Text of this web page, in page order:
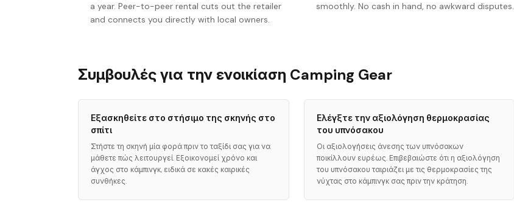
a year. Peer-to-peer rental cuts out the retailer
and connects you directly with local owners.
smoothly. No cash in hand, no awkward disputes.
Συμβουλές για την ενοικίαση Camping Gear
Εξασκηθείτε στο στήσιμο της σκηνής στο
σπίτι
Στήστε τη σκηνή μία φορά πριν το ταξίδι σας για να
μάθετε πώς λειτουργεί. Εξοικονομεί χρόνο και
άγχος στο κάμπινγκ, ειδικά σε κακές καιρικές
συνθήκες.
Ελέγξτε την αξιολόγηση θερμοκρασίας
του υπνόσακου
Οι αξιολογήσεις άνεσης των υπνόσακων
ποικίλλουν ευρέως. Επιβεβαιώστε ότι η αξιολόγηση
του υπνόσακου ταιριάζει με τις θερμοκρασίες της
νύχτας στο κάμπινγκ σας πριν την κράτηση.